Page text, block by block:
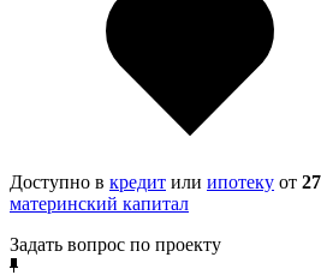
Доступно в кредит или ипотеку от
материнский капитал
Задать вопрос по проекту